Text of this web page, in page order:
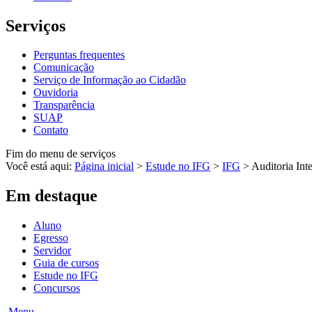
Serviços
Perguntas frequentes
Comunicação
Serviço de Informação ao Cidadão
Ouvidoria
Transparência
SUAP
Contato
Fim do menu de serviços
Você está aqui: Página inicial > Estude no IFG > IFG >Auditoria
Em destaque
Aluno
Egresso
Servidor
Guia de cursos
Estude no IFG
Concursos